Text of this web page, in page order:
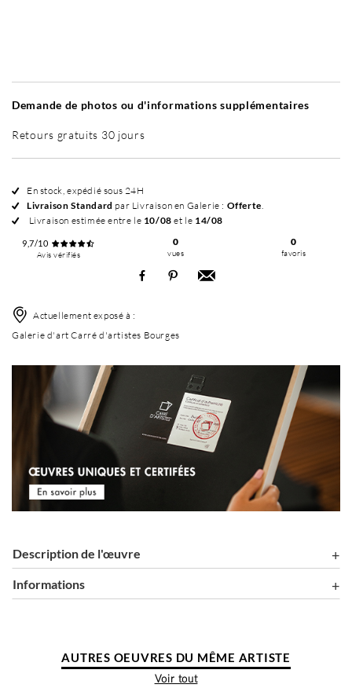
Demande de photos ou d'informations supplémentaires
Retours gratuits 30 jours
En stock, expédié sous 24H
Livraison Standard par Livraison en Galerie : Offerte.
Livraison estimée entre le 10/08 et le 14/08
9,7/10
Avis vérifiés
0
vues
0
favoris
Actuellement exposé à :
Galerie d'art Carré d'artistes Bourges
Description de l'œuvre
Informations
AUTRES OEUVRES DU MÊME ARTISTE
Voir tout